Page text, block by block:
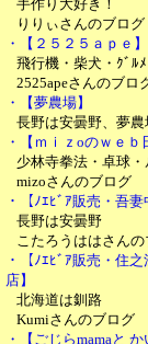
手作り大好き！
りりぃさんのブログ
・【２５２５ａｐｅ】
飛行機・柴犬・ｸﾞﾙ
2525apeさんのブロ
・【夢農場】
長野は安曇野、夢
・【ｍｉｚoのｗｅｂ
少林寺拳法・卓球・
mizoさんのブログ
・【ﾉｴﾋﾞｱ販売・吾妻
長野は安曇野
こたろうははさん
・【ﾉｴﾋﾞｱ販売・住
店】
北海道は釧路
Kumiさんのブログ
・【ごじらmamaと